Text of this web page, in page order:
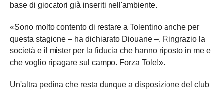
base di giocatori già inseriti nell'ambiente.
«Sono molto contento di restare a Tolentino anche per
questa stagione – ha dichiarato Diouane –. Ringrazio la
società e il mister per la fiducia che hanno riposto in me e
che voglio ripagare sul campo. Forza Tole!».
Un'altra pedina che resta dunque a disposizione del club